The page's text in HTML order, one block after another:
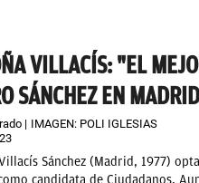
VILLACÍS: "EL
SÁNCHEZ EN
IMAGEN: POLI IGLESIAS
Sánchez (Madrid, 1977)
candidata de Ciudadanos.